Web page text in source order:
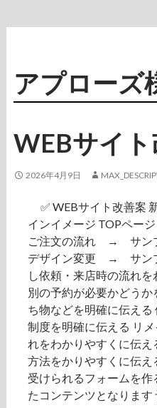
アプローズ
WEBサイ
2026年4月9日
✅ WEBサイト改善案
インイメージ TOPペ
ご注文の流れ → サンプ
デザイン変更 → サン
し依頼・来店時の流れ
別の予約が必要かどう
ち物などを明確に伝え
制度を明確に伝える リ
れをわかりやすくに伝
方法をかりやすくに伝え
受けられるフォームを作
たコンテンツとなります